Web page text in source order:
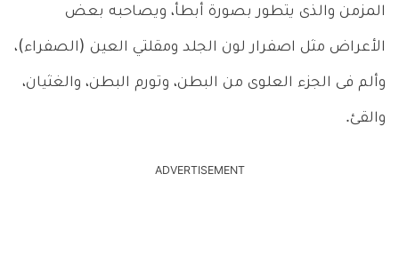
المزمن والذى يتطور بصورة أبطأ، ويصاحبه بعض
الأعراض مثل اصفرار لون الجلد ومقلتي العين (الصفراء)،
وألم فى الجزء العلوى من البطن، وتورم البطن، والغثيان،
والقئ.
ADVERTISEMENT